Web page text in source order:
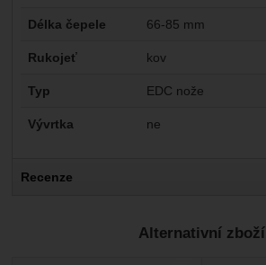
Délka čepele 66-85 mm
Rukojeť kov
Typ EDC nože
Vývrtka ne
Recenze
Alternativní zboží